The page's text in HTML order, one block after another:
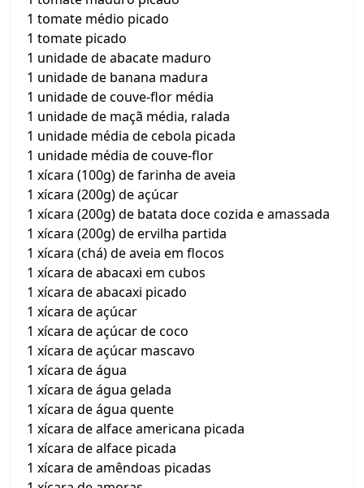
1 tomate médio picado
1 tomate picado
1 unidade de abacate maduro
1 unidade de banana madura
1 unidade de couve-flor média
1 unidade de maçã média, ralada
1 unidade média de cebola picada
1 unidade média de couve-flor
1 xícara (100g) de farinha de aveia
1 xícara (200g) de açúcar
1 xícara (200g) de batata doce cozida e amassada
1 xícara (200g) de ervilha partida
1 xícara (chá) de aveia em flocos
1 xícara de abacaxi em cubos
1 xícara de abacaxi picado
1 xícara de açúcar
1 xícara de açúcar de coco
1 xícara de açúcar mascavo
1 xícara de água
1 xícara de água gelada
1 xícara de água quente
1 xícara de alface americana picada
1 xícara de alface picada
1 xícara de amêndoas picadas